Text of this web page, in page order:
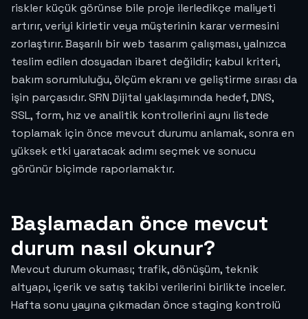
riskler küçük görünse bile proje ilerledikçe maliyeti
artırır, veriyi kirletir veya müşterinin karar vermesini
zorlaştırır. Başarılı bir web tasarım çalışması, yalnızca
teslim edilen dosyadan ibaret değildir; kabul kriteri,
bakım sorumluluğu, ölçüm ekranı ve geliştirme sırası da
işin parçasıdır. SRN Dijital yaklaşımında hedef, DNS,
SSL, form, hız ve analitik kontrollerini aynı listede
toplamak için önce mevcut durumu anlamak, sonra en
yüksek etki yaratacak adımı seçmek ve sonucu
görünür biçimde raporlamaktır.
Başlamadan önce mevcut
durum nasıl okunur?
Mevcut durum okuması; trafik, dönüşüm, teknik
altyapı, içerik ve satış takibi verilerini birlikte inceler.
Hafta sonu yayına çıkmadan önce staging kontrolü